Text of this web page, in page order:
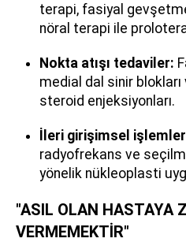
terapi, fasiyal
nöral terapi ile
Nokta atışı tedaviler:
medial dal sinir
steroid enjeksiyonları.
İleri girişimsel
radyofrekans ve
yönelik nükleoplasti
"ASIL OLAN HASTAYA
VERMEMEKTİR"